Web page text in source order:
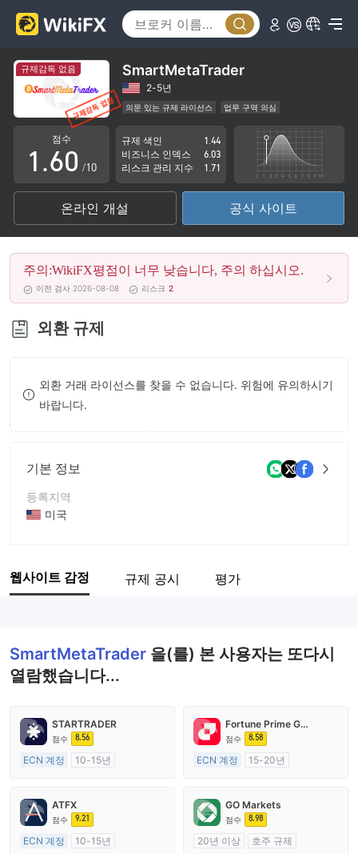
규제감독 없음 SmartMetaTrader
2-5년
의문 있는 규제 라이선스
업무 구역 의심
잠재적 위험성이 높음
점수
0
1
2
3
4
5
6
7
8
9
.
2
3
4
5
6
7
8
9
0
1
2
3
4
5
6
7
8
/10
규제 색인
1.44
비즈니스 인덱스
6.03
리스크 관리 지수
1.71
온라인 개설 공식 사이트
주의:WikiFX평점이 너무 낮습니다, 주의 하십시오.
이전 검사 2026-08-08 리스크 2
외환 규제
외환 거래 라이선스를 찾을 수 없습니다. 위험에 유의하시기
바랍니다.
기본 정보
등록지역
미국
회사 전체 이름
웹사이트 감정 규제 공시 평가
SmartMetaTrader 을(를) 본 사용자는 또다시
열람했습니다...
STARTRADER
점수 8.56
ECN 계정
10-15년
외환 거래 라이선스 (MM)
마스터 레이블 MT4
Fortune Prime Global
점수 8.58
ECN 계정
15-20년
외환 거래 라이선스 (MM)
마스터 레이블 MT4
ATFX
점수 9.21
ECN 계정
10-15년
GO Markets
점수 8.98
20년 이상
호주 규제